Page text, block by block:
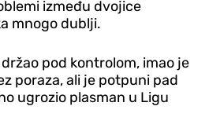
između dvojice
mnogo dublji.
pod kontrolom, imao je
poraza, ali je potpuni pad
ugrozio plasman u Ligu